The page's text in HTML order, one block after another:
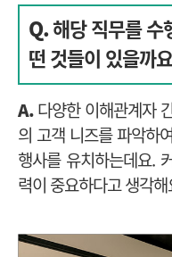
Q. 해당 직무를 수
떤 것들이 있을까
A. 다양한 이해관계자
의 고객 니즈를 파악하
행사를 유치하는데요.
력이 중요하다고 생각해